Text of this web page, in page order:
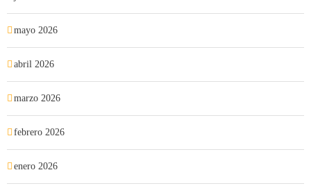
mayo 2026
abril 2026
marzo 2026
febrero 2026
enero 2026